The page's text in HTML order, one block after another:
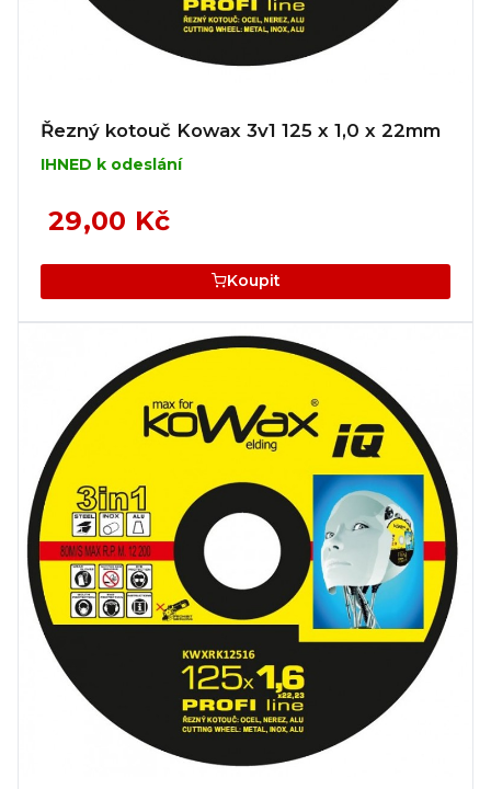
Řezný kotouč Kowax 3v1 125 x 1,0 x 22mm
IHNED k odeslání
29,00 Kč
Koupit